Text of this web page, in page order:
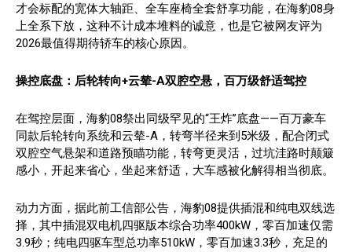
才会标配的宽体大轴距、全车座椅全套舒享功能，在海豹08身
上全系下放，这种不计成本堆料的诚意，也是它被网友评为
2026最值得期待轿车的核心原因。
操控底盘：后轮转向+云辇-A双腔空悬，百万级舒适驾控
在驾控层面，海豹08祭出同级罕见的“王炸”底盘——百万豪车
同款后轮转向系统和云辇-A，转弯半径来到5米级，配合闭式
双腔空气悬架和道路预瞄功能，转弯更灵活，过坑洼路时颠簸
感小，开起来省心，坐起来舒适，大车感被化解得相当彻底。
动力方面，据此前工信部公告，海豹08提供插混和纯电双线选
择，其中插混双电机四驱版本综合功率400kW，零百加速仅需
3.9秒；纯电四驱车型总功率510kW，零百加速3.3秒，充足的